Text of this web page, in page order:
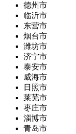
德州市
临沂市
东营市
烟台市
潍坊市
济宁市
泰安市
威海市
日照市
莱芜市
枣庄市
淄博市
青岛市